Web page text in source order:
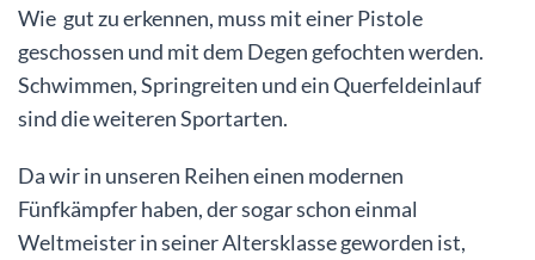
Wie gut zu erkennen, muss mit einer Pistole
geschossen und mit dem Degen gefochten werden.
Schwimmen, Springreiten und ein Querfeldeinlauf
sind die weiteren Sportarten.
Da wir in unseren Reihen einen modernen
Fünfkämpfer haben, der sogar schon einmal
Weltmeister in seiner Altersklasse geworden ist,